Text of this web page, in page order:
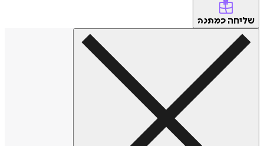
שליחה כמתנה